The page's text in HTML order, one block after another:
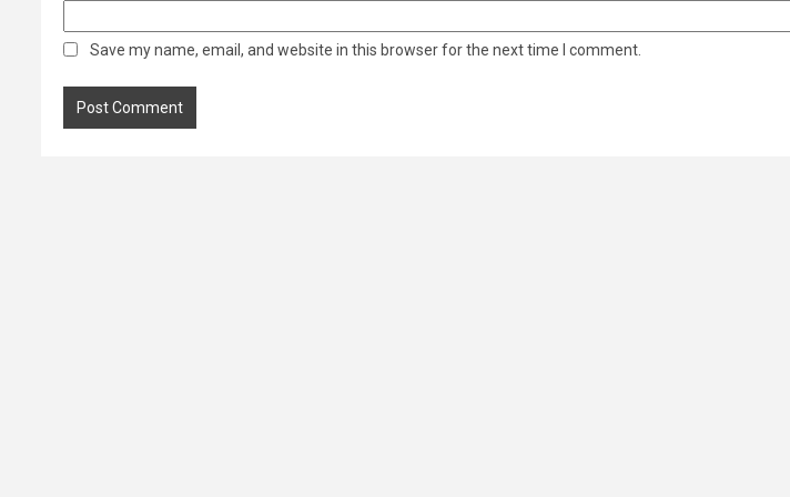
Save my name, email, and website in this browser for the next time I comment.